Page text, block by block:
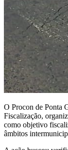
O Procon de Ponta
Fiscalização,
como objetivo
âmbitos